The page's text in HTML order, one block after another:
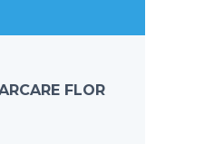
FLOR